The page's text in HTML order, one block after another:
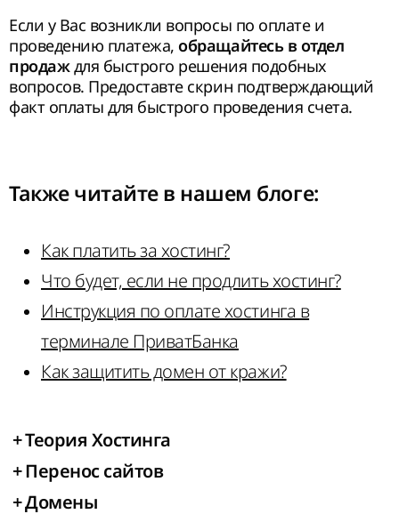
+Теория Хостинга
+Перенос сайтов
+Домены
Если у Вас возникли вопросы по оплате и
проведению платежа, обращайтесь в отдел
продаждля быстрого решения подобных
вопросов. Предоставте скрин подтверждающий
факт оплаты для быстрого проведения счета.
Также читайте в нашем блоге:
Как платить за хостинг?
Что будет, если не продлить хостинг?
Инструкция по оплате хостинга в
терминале ПриватБанка
Как защитить домен от кражи?